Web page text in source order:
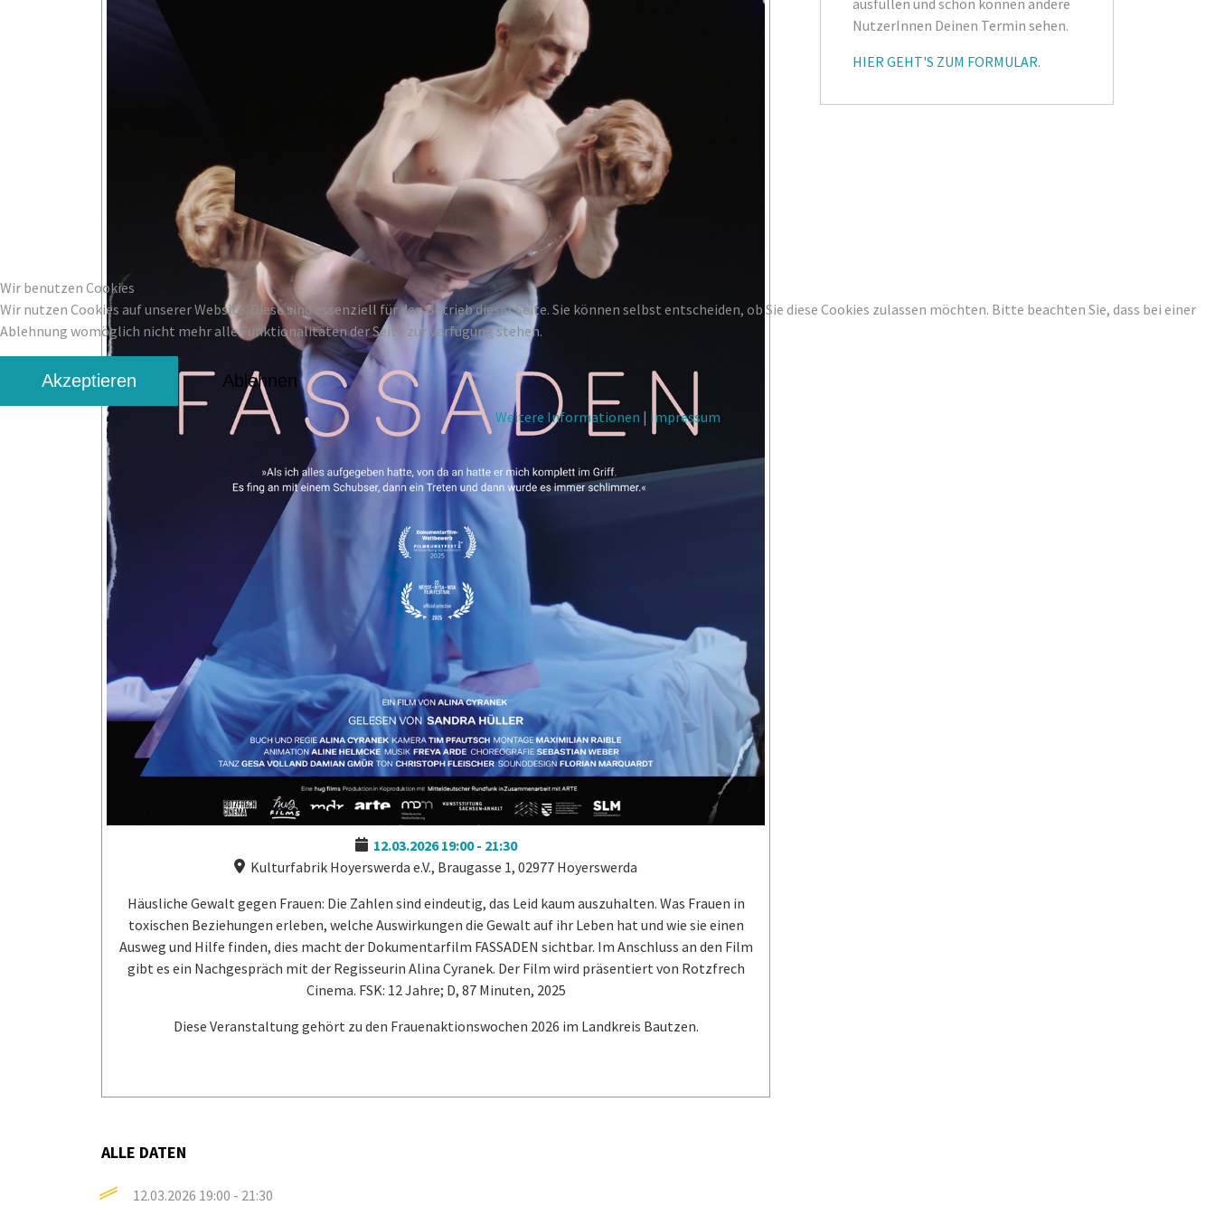
12.03.2026 19:00- 21:30
Kulturfabrik Hoyerswerda e.V., Braugasse 1, 02977 Hoyerswerda
Häusliche Gewalt gegen Frauen: Die Zahlen sind eindeutig, das Leid kaum auszuhalten. Was Frauen in
toxischen Beziehungen erleben, welche Auswirkungen die Gewalt auf ihr Leben hat und wie sie einen
Ausweg und Hilfe finden, dies macht der Dokumentarfilm FASSADEN sichtbar. Im Anschluss an den Film
gibt es ein Nachgespräch mit der Regisseurin Alina Cyranek. Der Film wird präsentiert von Rotzfrech
Cinema. FSK: 12 Jahre; D, 87 Minuten, 2025
Diese Veranstaltung gehört zu den Frauenaktionswochen 2026 im Landkreis Bautzen.
ALLE DATEN
12.03.2026 19:00 - 21:30
NutzerInnen Deinen Termin sehen.
HIER GEHT'S ZUM FORMULAR.
Wir benutzen Cookies
Wir nutzen Cookies auf unserer Website. Diese sind essenziell für den Betrieb dieser Seite. Sie können selbst entscheiden, ob Sie diese Cookies zulassen möchten. Bitte beachten Sie, dass bei einer
Ablehnung womöglich nicht mehr alle Funktionalitäten der Seite zur Verfügung stehen.
Akzeptieren Ablehnen
Weitere Informationen | Impressum